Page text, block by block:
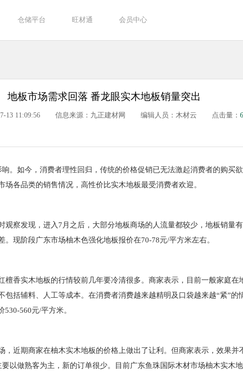
仓储平台 旺材通 会员中心
地板市场需求回落 番龙眼实木地板销量突出
13 11:09:56 信息来源：九正建材网 编辑人员：木材云 点击量：
。如今，消费者理性回归，传统的价格促销已无法激起消费者的购买
各品类的销售情况，高性价比实木地板最受消费者欢迎。
察发现，进入7月之后，大部分地板商场的人流量都较少，地板销量
现阶段广东市场柚木色强化地板报价在70-78元/平方米左右。
香实木地板的行情较前几年要冷清很多。商家表示，目前一般家庭
括辅料、人工等成本。在消费者消费越来越精明及口袋越来越“紧”
560元/平方米。
近期商家在柚木实木地板的价格上做出了让利。但商家表示，效果
以做熟客为主，新的订单很少。目前广东鱼珠国际木材市场柚木实木地